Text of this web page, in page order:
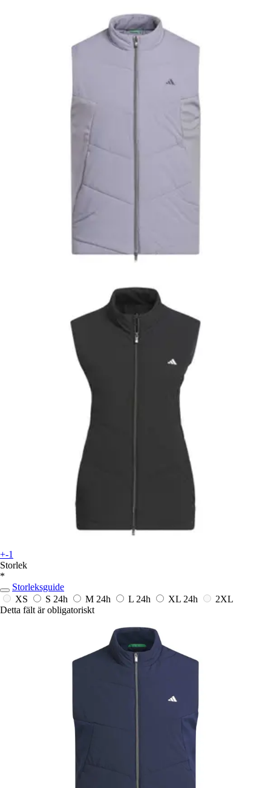
+-1
Storlek
*
Storleksguide
XS
S 24h M 24h L 24h XL 24h
2XL
Detta fält är obligatoriskt